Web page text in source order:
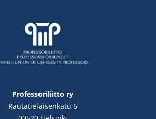
Professoriliitto ry
Rautatieläisenkatu 6